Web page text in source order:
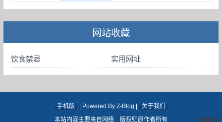
网站收藏
饮食禁忌 实用网址
手机版 | Powered By Z-Blog |
关于我们
本站内容主要来自网络 版权归原作者所有